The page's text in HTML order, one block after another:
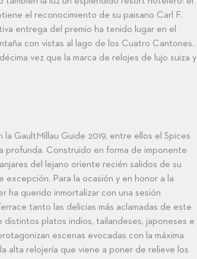
el reconocimiento de su paisano Carl F.
entrega del premio ha tenido lugar en el
con vistas al lago de los Cuatro Cantones.
vez que la marca de relojes de lujo suiza y
GaultMillau Guide 2019, entre ellos el Spices
profunda. Construido en forma de imponente
del lejano oriente recién salidos de su
Para la ocasión y en honor a la
ha querido inmortalizar con una sesión
tanto las delicias más aclamadas de este
platos indios, tailandeses, japoneses e
escenas evocadas con la máxima
alta relojería que viene a poner de relieve los